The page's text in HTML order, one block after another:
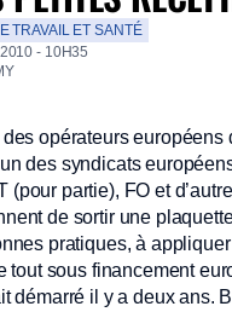
TRAVAIL ET SANTÉ
- 10H35
email (nouvelle fenêtre)
Twitter (nouvelle
sur Facebook (nouvelle
sur LinkedIn
des opérateurs européens
un des syndicats
(pour partie), FO et
de sortir une
pratiques, à
tout sous financement
démarré il y a deux ans.